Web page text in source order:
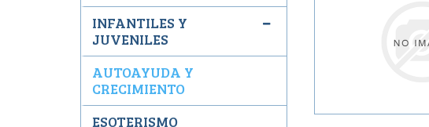
INFANTILES Y
JUVENILES
AUTOAYUDA Y
CRECIMIENTO
ESOTERISMO